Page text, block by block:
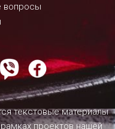
вопросы
текстовые материалы
проектов нашей